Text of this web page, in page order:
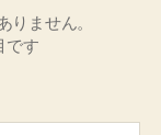
りません。
です